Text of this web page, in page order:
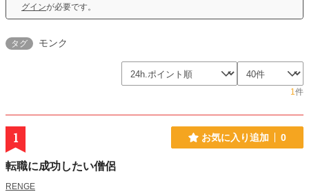
グインが必要です。
タグ モンク
1件
1 お気に入り追加 0
転職に成功したい僧侶
RENGE